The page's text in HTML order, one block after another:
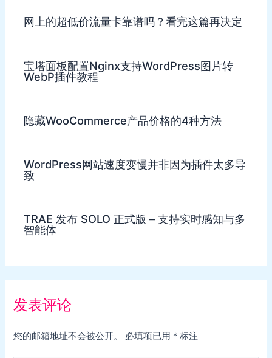
网上的超低价流量卡靠谱吗？看完这篇再决定
宝塔面板配置Nginx支持WordPress图片转
WebP插件教程
隐藏WooCommerce产品价格的4种方法
WordPress网站速度变慢并非因为插件太多导
致
TRAE 发布 SOLO 正式版 – 支持实时感知与多
智能体
发表评论
您的邮箱地址不会被公开。 必填项已用 * 标注